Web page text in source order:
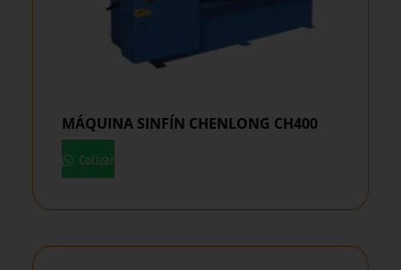
MÁQUINA SINFÍN CHENLONG CH400
Cotizar